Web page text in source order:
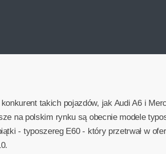
takich pojazdów, jak Audi A6 i
na polskim rynku są obecnie modele
- typoszereg E60 - który przetrwał w